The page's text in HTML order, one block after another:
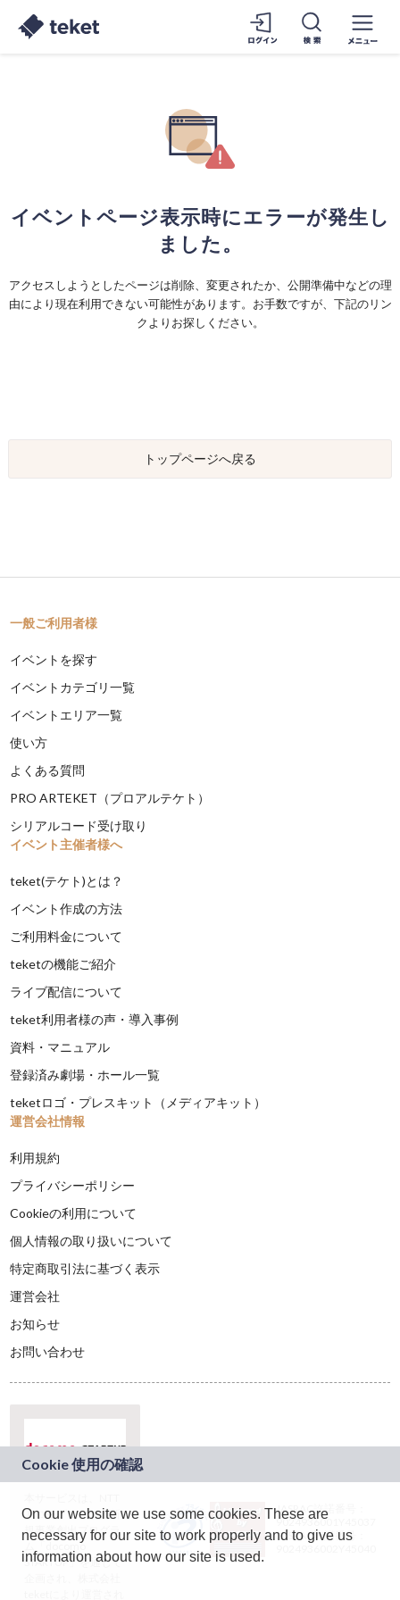
イベントページ表示時にエラーが発生し
ました。
アクセスしようとしたページは削除、変更されたか、公開準備中などの理
由により現在利用できない可能性があります。お手数ですが、下記のリン
クよりお探しください。
トップページへ戻る
一般ご利用者様
イベントを探す
イベントカテゴリ一覧
イベントエリア一覧
使い方
よくある質問
PRO ARTEKET（プロアルテケト）
シリアルコード受け取り
イベント主催者様へ
teket(テケト)とは？
イベント作成の方法
ご利用料金について
teketの機能ご紹介
ライブ配信について
teket利用者様の声・導入事例
資料・マニュアル
登録済み劇場・ホール一覧
teketロゴ・プレスキット（メディアキット）
運営会社情報
利用規約
プライバシーポリシー
Cookieの利用について
個人情報の取り扱いについて
特定商取引法に基づく表示
運営会社
お知らせ
お問い合わせ
ドコモグループの新
規事業創出プログラ
ム「docomo
STARTUP」を通じて
JASRAC許諾番号：
9024936001Y45037
JASRAC許諾番号：
On our website we use some cookies. These are
necessary for our site to work properly and to give us
information about how our site is used.